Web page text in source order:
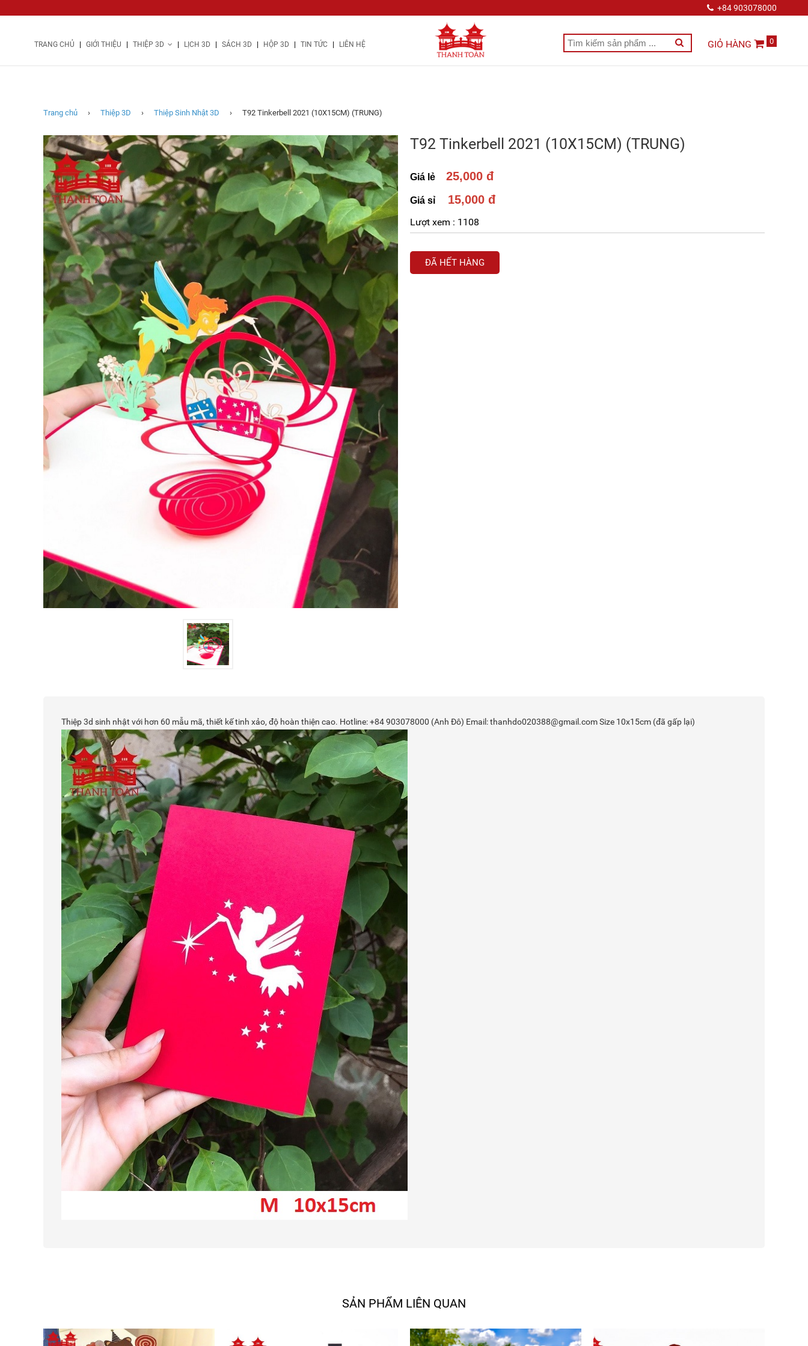
+84 903078000
TRANG CHỦ | GIỚI THIỆU | THIỆP 3D | LỊCH 3D | SÁCH 3D | HỘP 3D | TIN TỨC | LIÊN HỆ GIỎ HÀNG 0
Trang chủ › Thiệp 3D › Thiệp Sinh Nhật 3D › T92 Tinkerbell 2021 (10X15CM) (TRUNG)
T92 Tinkerbell 2021 (10X15CM) (TRUNG)
Giá lẻ 25,000 đ
Giá sỉ 15,000 đ
Lượt xem : 1108
ĐÃ HẾT HÀNG
Thiệp 3d sinh nhật với hơn 60 mẫu mã, thiết kế tinh xảo, độ hoàn thiện cao. Hotline: +84 903078000 (Anh Đô) Email: thanhdo020388@gmail.com Size 10x15cm (đã gấp lại)
SẢN PHẨM LIÊN QUAN